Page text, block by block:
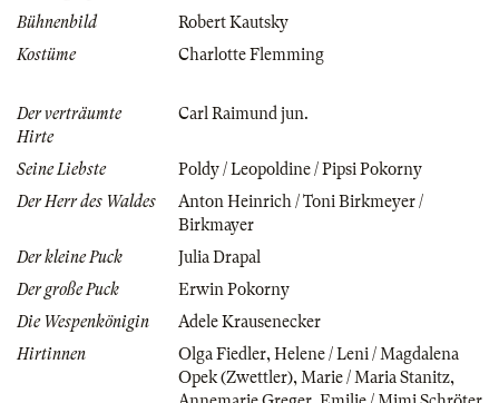
Bühnenbild
Robert Kautsky
Kostüme
Charlotte Flemming
Der verträumte
Hirte
Carl Raimund jun.
Seine Liebste
Poldy / Leopoldine / Pipsi Pokorny
Der Herr des Waldes
Anton Heinrich / Toni Birkmeyer /
Birkmayer
Der kleine Puck
Julia Drapal
Der große Puck
Erwin Pokorny
Die Wespenkönigin
Adele Krausenecker
Hirtinnen
Olga Fiedler, Helene / Leni / Magdalena
Opek (Zwettler), Marie / Maria Stanitz,